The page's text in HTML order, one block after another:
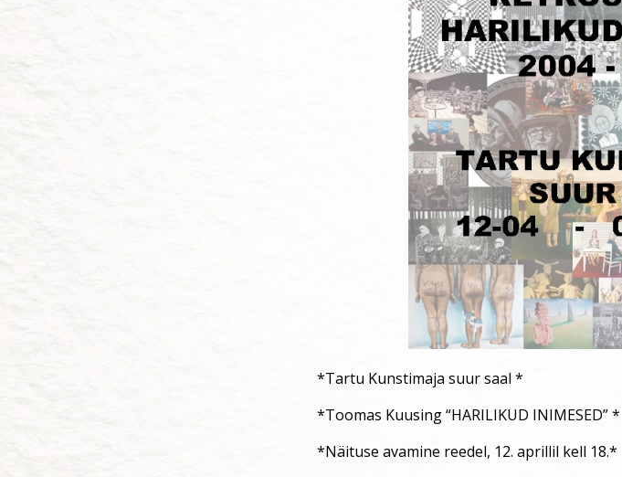
*Tartu Kunstimaja suur saal *
*Toomas Kuusing “HARILIKUD INIMESED” *
*Näituse avamine reedel, 12. aprillil kell 18.*